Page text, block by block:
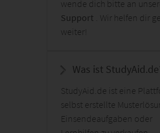
wende dich bitte an
Support . Wir helfen dir
weiter!
Was ist
StudyAid.de ist eine
selbst erstellte
Einsendeaufgaben oder